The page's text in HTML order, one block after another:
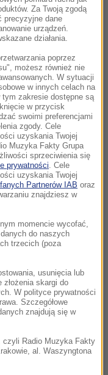
w Nowym Jorku.
telewizja
do Kremla -
"Madonna z poziomką"
natychmiast
lawinę
komentować
ptaki!" pisali
że twarz
Niektórzy
Za Twoją zgodą
precyzyjne dane
urządzeń.
działania.
poprzez
możesz również nie
W sytuacji
w innych celach na
tym zakresie dostępne są
w przycisk
swoimi preferencjami
zgody. Cele
uzyskania Twojej
Muzyka Fakty Grupa
sprzeciwienia się
prywatności . Cele
uzyskania Twojej
Partnerów IAB oraz
znajdziesz w
momencie wycofać,
do naszych
trzecich (poza
usunięcia lub
skargi do
W polityce prywatności
Szczegółowe
znajdują się w
czyli Radio Muzyka Fakty
al. Waszyngtona